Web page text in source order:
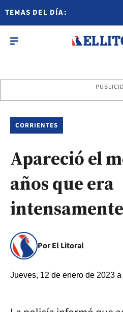
TEMAS DEL DÍA:
CORRIENTES
Apareció el
años que era
Por El Litoral
Jueves, 12 de enero de 2023